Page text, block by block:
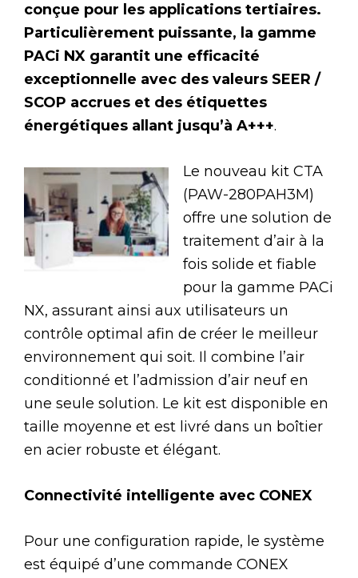
conçue pour les applications tertiaires.
Particulièrement puissante, la gamme
PACi NX garantit une efficacité
exceptionnelle avec des valeurs SEER /
SCOP accrues et des étiquettes
énergétiques allant jusqu’à A+++.
Le nouveau kit CTA
(PAW-280PAH3M)
offre une solution de
traitement d’air à la
fois solide et fiable
pour la gamme PACi
NX, assurant ainsi aux utilisateurs un
contrôle optimal afin de créer le meilleur
environnement qui soit. Il combine l’air
conditionné et l’admission d’air neuf en
une seule solution. Le kit est disponible en
taille moyenne et est livré dans un boîtier
en acier robuste et élégant.
Connectivité intelligente avec CONEX
Pour une configuration rapide, le système
est équipé d’une commande CONEX